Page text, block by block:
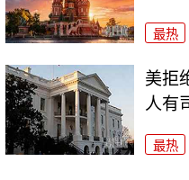
最热
美拒
人有
最热